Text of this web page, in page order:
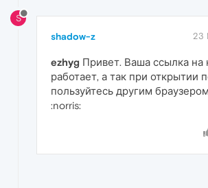
S
shadow-z 23
ezhyg Привет. Ваша ссылка на
работает, а так при открытии
пользуйтесь другим
:norris: